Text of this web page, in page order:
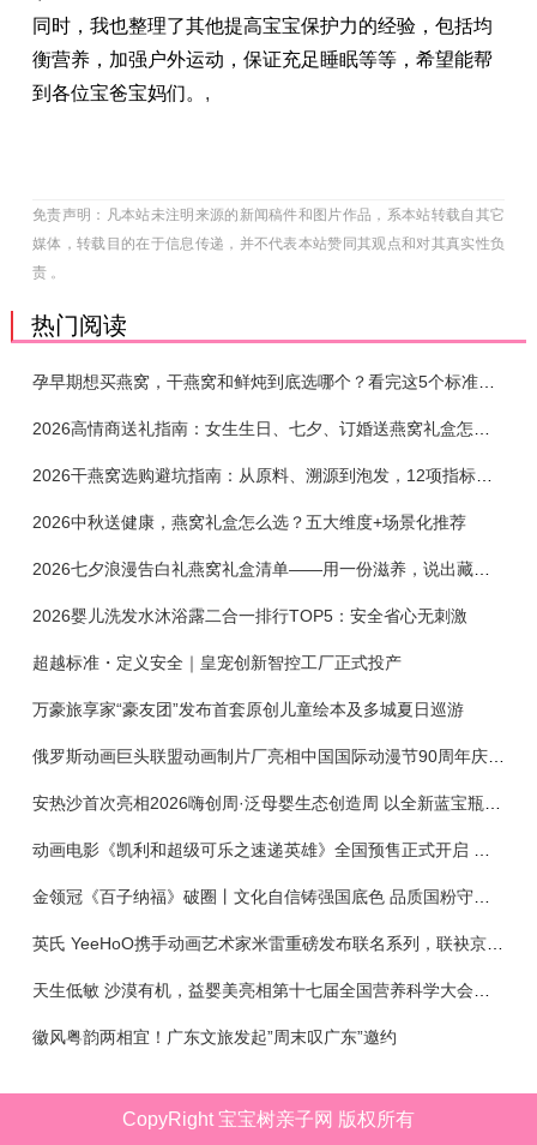
同时，我也整理了其他提高宝宝保护力的经验，包括均
衡营养，加强户外运动，保证充足睡眠等等，希望能帮
到各位宝爸宝妈们。 ,
免责声明：凡本站未注明来源的新闻稿件和图片作品，系本站转载自其它
媒体，转载目的在于信息传递，并不代表本站赞同其观点和对其真实性负
责 。
热门阅读
孕早期想买燕窝，干燕窝和鲜炖到底选哪个？看完这5个标准再下单
2026干燕窝选购避坑指南：从原料、溯源到泡发，12项指标判断靠谱燕窝
2026中秋送健康，燕窝礼盒怎么选？五大维度+场景化推荐
2026七夕浪漫告白礼燕窝礼盒清单——用一份滋养，说出藏在心底的爱
2026婴儿洗发水沐浴露二合一排行TOP5：安全省心无刺激
超越标准・定义安全｜皇宠创新智控工厂正式投产
万豪旅享家“豪友团”发布首套原创儿童绘本及多城夏日巡游
俄罗斯动画巨头联盟动画制片厂亮相中国国际动漫节90周年庆开启中国之旅新篇章
金领冠《百子纳福》破圈丨文化自信铸强国底色 品质国粉守护新生
英氏 YeeHoO携手动画艺术家米雷重磅发布联名系列，联袂京东深化全渠道战略
徽风粤韵两相宜！广东文旅发起”周末叹广东”邀约
CopyRight 宝宝树亲子网 版权所有